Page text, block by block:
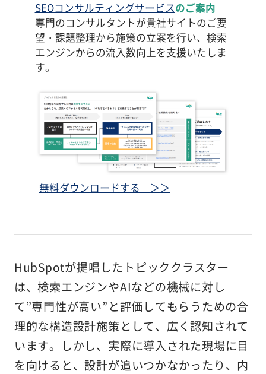
SEOコンサルティングサービスのご案内
専門のコンサルタントが貴社サイトのご要
望・課題整理から施策の立案を行い、検索
エンジンからの流入数向上を支援いたしま
す。
無料ダウンロードする ＞＞
HubSpotが提唱したトピッククラスター
は、検索エンジンやAIなどの機械に対し
て”専門性が高い”と評価してもらうための合
理的な構造設計施策として、広く認知されて
います。しかし、実際に導入された現場に目
を向けると、設計が追いつかなかったり、内